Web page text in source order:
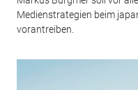
Medienstrategien beim
vorantreiben.